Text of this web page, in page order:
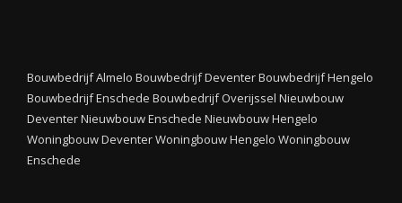
Bouwbedrijf Almelo Bouwbedrijf DeventerBouwbedrijf Hengelo
Bouwbedrijf Enschede Bouwbedrijf Overijssel Nieuwbouw
DeventerNieuwbouw Enschede Nieuwbouw Hengelo
Woningbouw DeventerWoningbouw Hengelo Woningbouw
Enschede